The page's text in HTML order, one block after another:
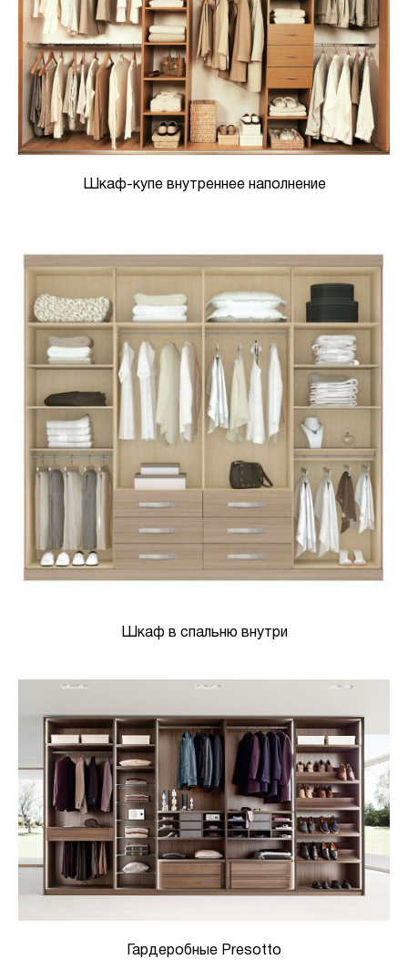
Шкаф-купе внутреннее наполнение
Шкаф в спальню внутри
Гардеробные Presotto